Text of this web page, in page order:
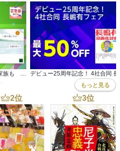
デビュー25周年記念！ 4社合同
もっと見る
2位 3位